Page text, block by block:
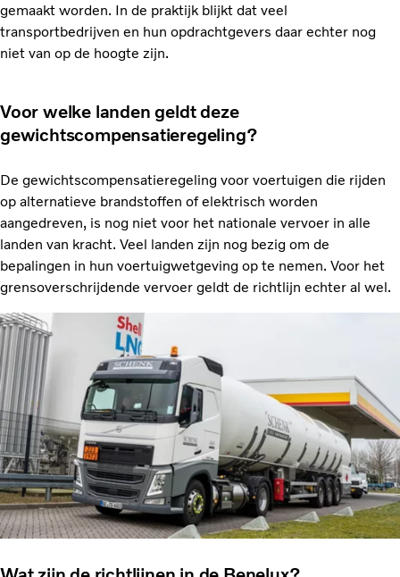
gemaakt worden. In de praktijk blijkt dat veel
transportbedrijven en hun opdrachtgevers daar echter nog
niet van op de hoogte zijn.
Voor welke landen geldt deze
gewichtscompensatieregeling?
De gewichtscompensatieregeling voor voertuigen die rijden
op alternatieve brandstoffen of elektrisch worden
aangedreven, is nog niet voor het nationale vervoer in alle
landen van kracht. Veel landen zijn nog bezig om de
bepalingen in hun voertuigwetgeving op te nemen. Voor het
grensoverschrijdende vervoer geldt de richtlijn echter al wel.